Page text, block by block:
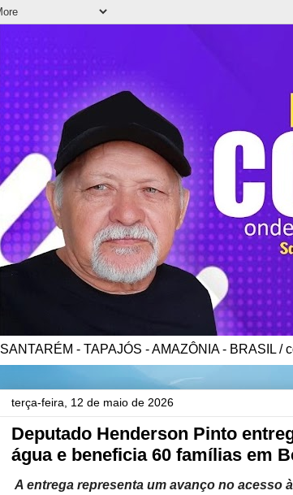
SANTARÉM - TAPAJÓS - AMAZÔNIA - BRASIL /
terça-feira, 12 de maio de 2026
Deputado Henderson Pinto
água e beneficia 60 famílias em
A entrega representa um avanço no acesso